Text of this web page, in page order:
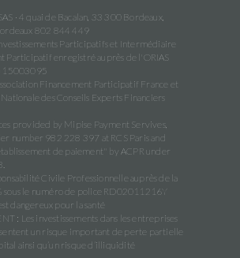
· 4 quai de Bacalan, 33 300 Bordeaux,
802 844 449
Participatifs et Intermédiaire
Participatif enregistré auprès de l'ORIAS
15003095
Financement Participatif France et
des Conseils Experts Financiers
provided by Mipise Payment Servives,
number 982 228 397 at RCS Paris and
de paiement" by ACPR under
Civile Professionnelle auprès de la
sous le numéro de police RD02011216Y
est dangereux pour la santé
: Les investissements dans les entreprises
un risque important de perte partielle
ainsi qu’un risque d’illiquidité